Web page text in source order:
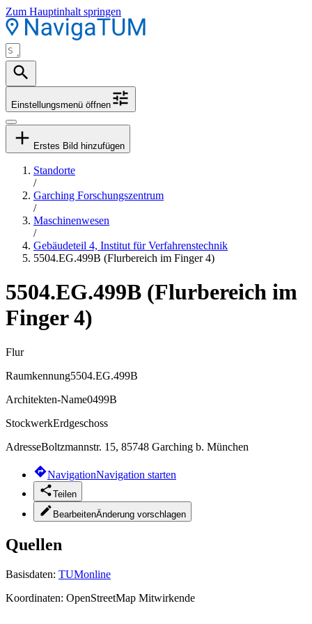
Zum Hauptinhalt springen
Einstellungsmenü öffnen
Erstes Bild hinzufügen
Standorte
/
Garching Forschungszentrum
/
Maschinenwesen
/
Gebäudeteil 4, Institut für Verfahrenstechnik
5504.EG.499B (Flurbereich im Finger 4)
5504.EG.499B (Flurbereich im
Finger 4)
Flur
Raumkennung5504.EG.499B
Architekten-Name0499B
StockwerkErdgeschoss
AdresseBoltzmannstr. 15, 85748 Garching b. München
NavigationNavigation starten
Teilen
BearbeitenÄnderung vorschlagen
Quellen
Basisdaten: TUMonline
Koordinaten: OpenStreetMap Mitwirkende